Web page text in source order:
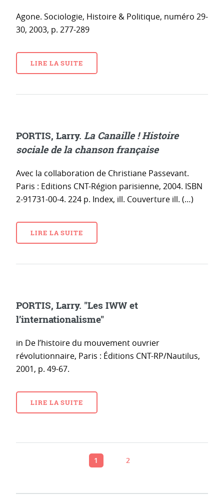
Agone. Sociologie, Histoire & Politique, numéro 29-
30, 2003, p. 277-289
LIRE LA SUITE
PORTIS, Larry. La Canaille ! Histoire
sociale de la chanson française
Avec la collaboration de Christiane Passevant.
Paris : Editions CNT-Région parisienne, 2004. ISBN
2-91731-00-4. 224 p. Index, ill. Couverture ill. (…)
LIRE LA SUITE
PORTIS, Larry. "Les IWW et
l’internationalisme"
in De l’histoire du mouvement ouvrier
révolutionnaire, Paris : Éditions CNT-RP/Nautilus,
2001, p. 49-67.
LIRE LA SUITE
1 2